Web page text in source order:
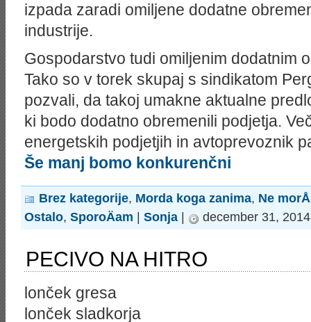
izpada zaradi omiljene dodatne
industrije.
Gospodarstvo tudi omiljenim dodatnim
Tako so v torek skupaj s sindikatom
pozvali, da takoj umakne aktualne
ki bodo dodatno obremenili podjetja.
energetskih podjetjih in avtoprevoznik
Še manj bomo konkurenčni
Brez kategorije, Morda koga zanima, Ne
Ostalo, SporoÄam Sonja december 31,
PECIVO NA HITRO
lonček gresa
lonček sladkorja